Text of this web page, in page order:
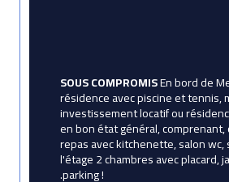
SOUS COMPROMIS En bord de
résidence avec piscine et tennis,
investissement locatif ou
en bon état général, comprenant,
repas avec kitchenette, salon wc,
l'étage 2 chambres avec placard,
.parking !